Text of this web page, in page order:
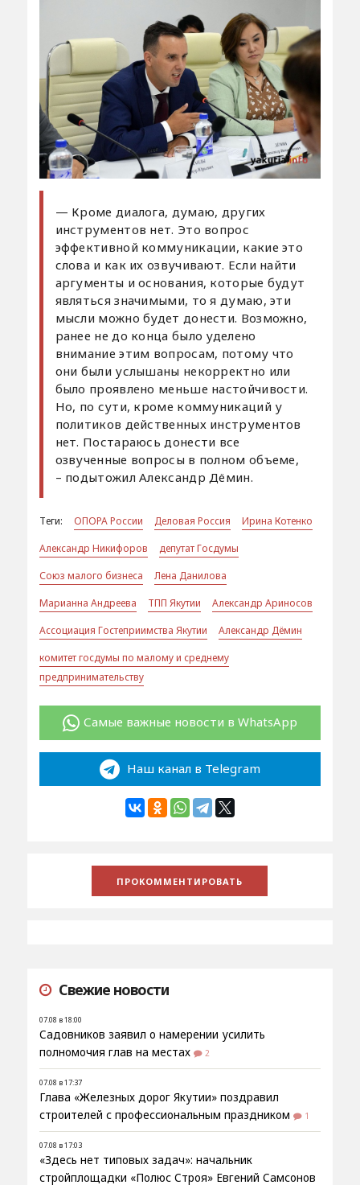
— Кроме диалога, думаю, других
инструментов нет. Это вопрос
эффективной коммуникации, какие это
слова и как их озвучивают. Если найти
аргументы и основания, которые будут
являться значимыми, то я думаю, эти
мысли можно будет донести. Возможно,
ранее не до конца было уделено
внимание этим вопросам, потому что
они были услышаны некорректно или
было проявлено меньше настойчивости.
Но, по сути, кроме коммуникаций у
политиков действенных инструментов
нет. Постараюсь донести все
озвученные вопросы в полном объеме,
– подытожил Александр Дёмин.
Теги: ОПОРА России Деловая Россия
Ирина Котенко
Александр Никифоров
депутат Госдумы
Союз малого бизнеса
Лена Данилова
Марианна Андреева
ТПП Якутии
Александр Ариносов
Ассоциация Гостеприимства Якутии
Александр Дёмин
комитет госдумы по малому и среднему
предпринимательству
Самые важные новости в WhatsApp
Наш канал в Telegram
Свежие новости
07.08 в 18:00
Садовников заявил о намерении усилить
полномочия глав на местах
2
07.08 в 17:37
Глава «Железных дорог Якутии» поздравил
строителей с профессиональным праздником
1
07.08 в 17:03
«Здесь нет типовых задач»: начальник
стройплощадки «Полюс Строя» Евгений Самсонов